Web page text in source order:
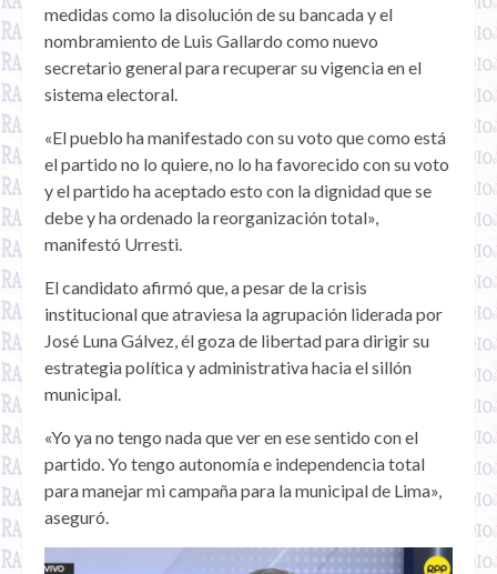
medidas como la disolución de su bancada y el
nombramiento de Luis Gallardo como nuevo
secretario general para recuperar su vigencia en el
sistema electoral.
«El pueblo ha manifestado con su voto que como está
el partido no lo quiere, no lo ha favorecido con su voto
y el partido ha aceptado esto con la dignidad que se
debe y ha ordenado la reorganización total»,
manifestó Urresti.
El candidato afirmó que, a pesar de la crisis
institucional que atraviesa la agrupación liderada por
José Luna Gálvez, él goza de libertad para dirigir su
estrategia política y administrativa hacia el sillón
municipal.
«Yo ya no tengo nada que ver en ese sentido con el
partido. Yo tengo autonomía e independencia total
para manejar mi campaña para la municipal de Lima»,
aseguró.